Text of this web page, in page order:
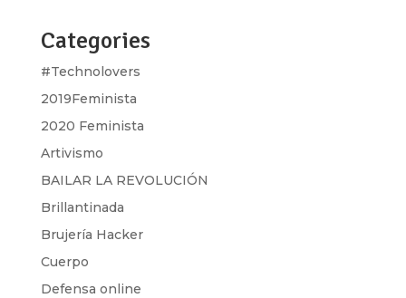
Categories
#Technolovers
2019Feminista
2020 Feminista
Artivismo
BAILAR LA REVOLUCIÓN
Brillantinada
Brujería Hacker
Cuerpo
Defensa online